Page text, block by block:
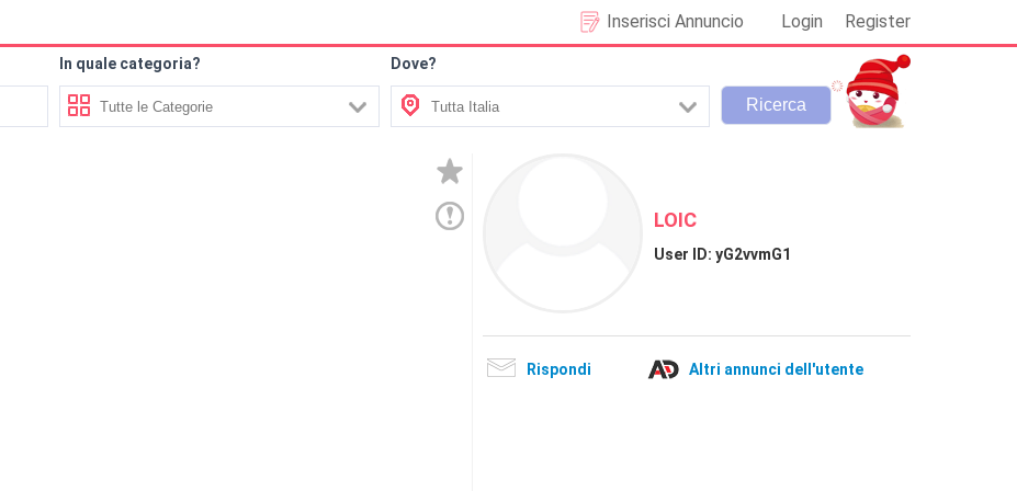
Login Register
Inserisci Annuncio
In quale categoria? Dove?
LOIC
User ID: yG2vvmG1
Rispondi Altri annunci dell'utente